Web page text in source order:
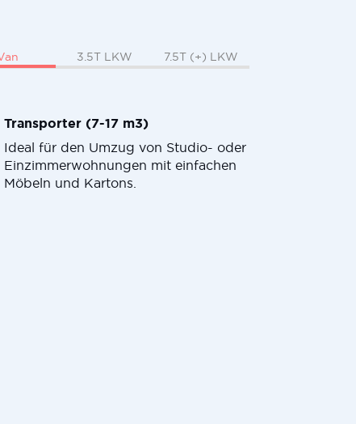
3.5T LKW 7.5T (+) LKW
Transporter (7-17 m3)
Ideal für den Umzug von Studio- oder
Einzimmerwohnungen mit einfachen
Möbeln und Kartons.